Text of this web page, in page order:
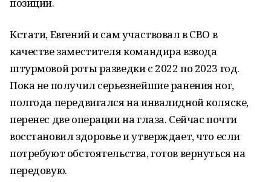
Кстати, Евгений и сам участвовал в СВО в
качестве заместителя командира взвода
штурмовой роты разведки с 2022 по 2023 год.
Пока не получил серьезнейшие ранения ног,
полгода передвигался на инвалидной коляске,
перенес две операции на глаза. Сейчас почти
восстановил здоровье и утверждает, что если
потребуют обстоятельства, готов вернуться на
передовую.